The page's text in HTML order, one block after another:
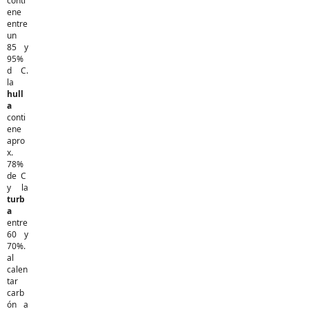
ene
entre
un
85 y
95%
d C.
la
hull
a
conti
ene
apro
x.
78%
de C
y la
turb
a
entre
60 y
70%.
al
calen
tar
carb
ón a